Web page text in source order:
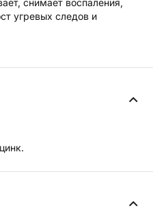
угревых следов и